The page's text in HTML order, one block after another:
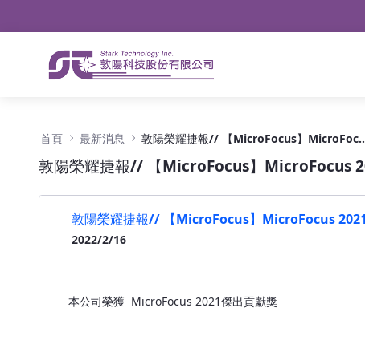
首頁 最新消息 敦陽榮耀捷報// 【
敦陽榮耀捷報// 【MicroFocus】MicroFocus
敦陽榮耀捷報// 【MicroFocus】MicroFocus
2022/2/16
本公司榮獲 MicroFocus 2021傑出貢獻獎